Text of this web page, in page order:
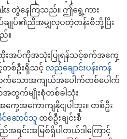
တွဲနေကြသည်။ ဤရွေ့ကား
ချုပ်၏ညီအမျှလှပတဲ့တန်းစီဘို့ပြီး
။
းအပ်ကိုအသုံးပြုရန်သင့်စက်အကှေ့
တစ်ဦးရှိသင့် လည်ချောင်းပန်းကန်
ောအကျယ်အပေါက်တစ်ပေါက်
အတွက်မျိုးစုံတစ်ခါသုံး
အကောကျနိုငျပါဘူး။ တစ်ဦး
င်ဆောင်သူ တစ်ဦးချင်းစီ
ရင်းအမြစ်ရှိပါတယ်ဒါကြောင့်